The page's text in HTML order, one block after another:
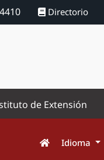
Directorio
de Extensión
Idioma